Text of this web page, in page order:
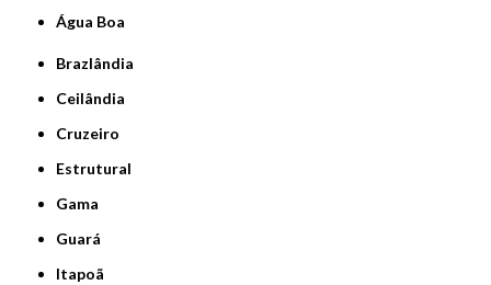
Água Boa
Brazlândia
Ceilândia
Cruzeiro
Estrutural
Gama
Guará
Itapoã